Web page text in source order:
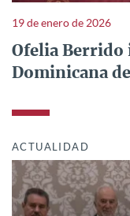
19 de enero de 2026
Ofelia Berrido
Dominicana
ACTUALIDAD